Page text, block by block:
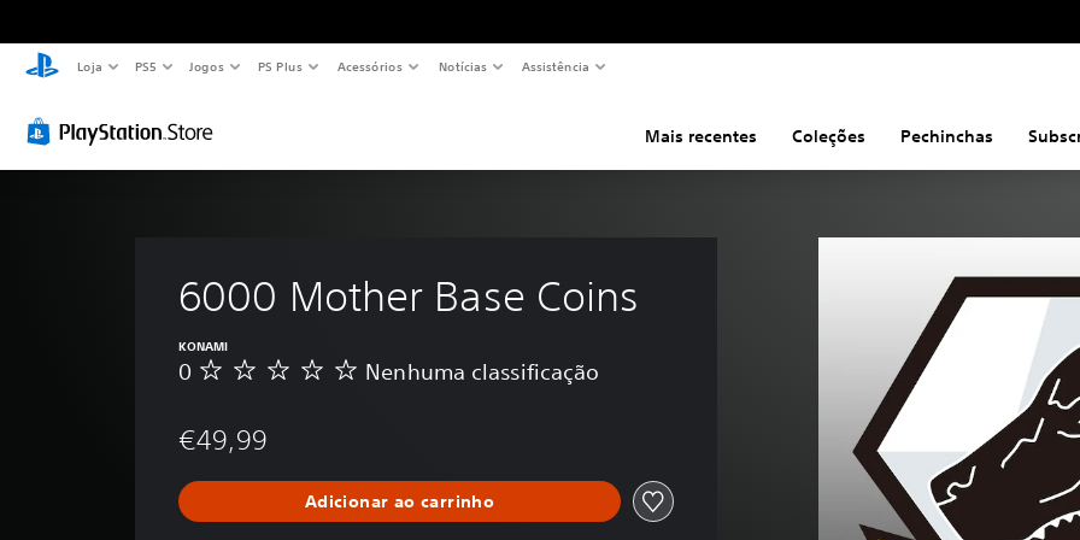
Loja PS5 Jogos PS Plus Acessórios Notícias Assistência
Mais recentes Coleções Pechinchas
6000 Mother Base Coins
KONAMI
N
h
m
a
0 Nenhuma classificação
€49,99
Adicionar ao carrinho